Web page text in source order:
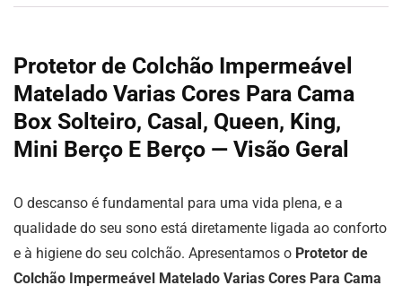
Protetor de Colchão Impermeável
Matelado Varias Cores Para Cama
Box Solteiro, Casal, Queen, King,
Mini Berço E Berço — Visão Geral
O descanso é fundamental para uma vida plena, e a
qualidade do seu sono está diretamente ligada ao conforto
e à higiene do seu colchão. Apresentamos o Protetor de
Colchão Impermeável Matelado Varias Cores Para Cama